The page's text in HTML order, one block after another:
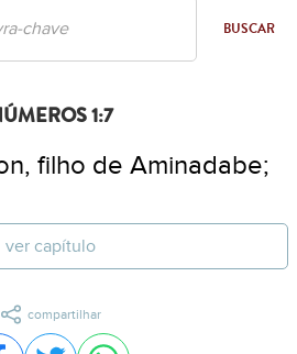
BUSCAR
1:7
filho de Aminadabe;
ver capítulo
compartilhar